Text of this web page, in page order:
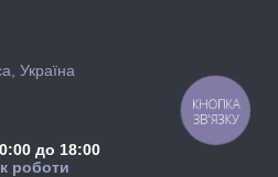
Україна
до 18:00
роботи
КНОПКА
ЗВ'ЯЗКУ